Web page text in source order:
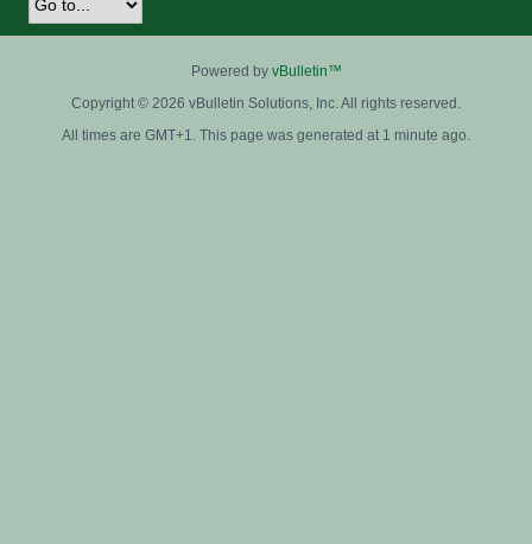
Powered by vBulletin™
Copyright © 2026 vBulletin Solutions, Inc. All rights reserved.
All times are GMT+1. This page was generated at 1 minute ago.